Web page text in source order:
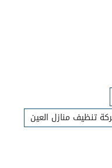
تنظيف منازل العين